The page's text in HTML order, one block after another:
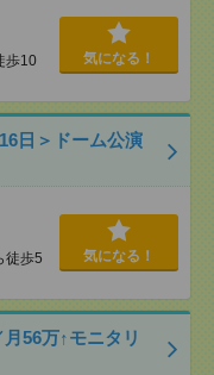
歩10
気になる！
日＞ドーム公演
徒歩5
気になる！
56万↑モニタリ